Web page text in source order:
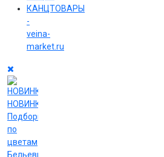
КАНЦТОВАРЫ
-
veina-
market.ru
НОВИНКИ
Подборки
по
цветам
Бельевые